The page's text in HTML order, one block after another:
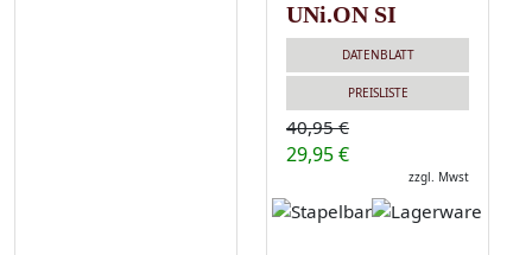
UNi.ON SI
DATENBLATT
PREISLISTE
40,95 €
29,95 €
zzgl. Mwst